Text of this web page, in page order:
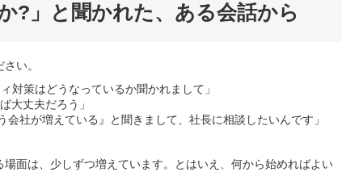
?」と聞かれた、ある会話から
い。
対策はどうなっているか聞かれまして」
大丈夫だろう」
会社が増えている』と聞きまして、社長に相談したいんです」
面は、少しずつ増えています。とはいえ、何から始めればよい